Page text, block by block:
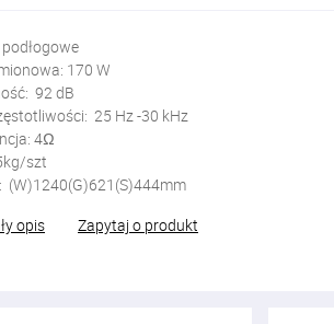
170 W
92 dB
25 Hz -30 kHz
4Ω
szt
(W)1240(G)621(S)444mm
opis
Zapytaj o produkt